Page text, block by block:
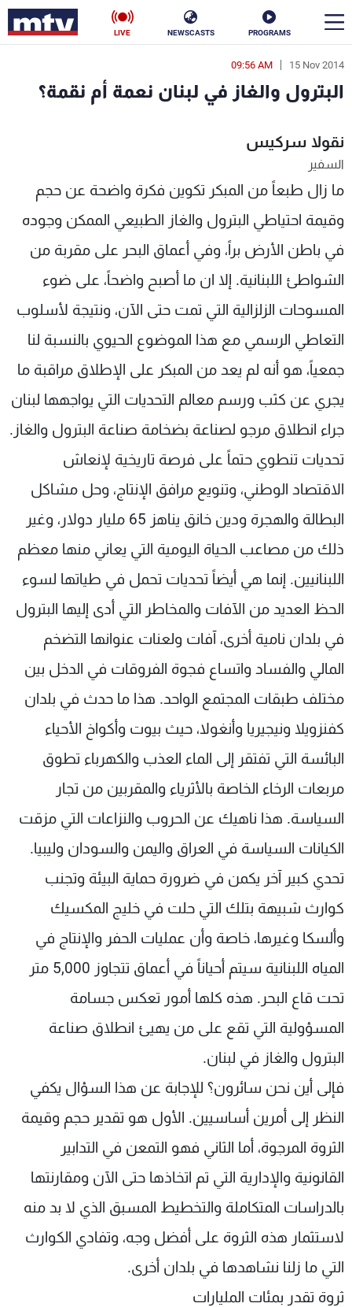
PROGRAMS
NEWSCASTS
LIVE
15 Nov 2014
09:56 AM
البترول والغاز في لبنان نعمة أم نقمة؟
نقولا سركيس
السفير
ما زال طبعاً من المبكر تكوين فكرة واضحة عن حجم
وقيمة احتياطي البترول والغاز الطبيعي الممكن وجوده
في باطن الأرض براً، وفي أعماق البحر على مقربة من
الشواطئ اللبنانية. إلا ان ما أصبح واضحاً، على ضوء
المسوحات الزلزالية التي تمت حتى الآن، ونتيجة لأسلوب
التعاطي الرسمي مع هذا الموضوع الحيوي بالنسبة لنا
جمعياً، هو أنه لم يعد من المبكر على الإطلاق مراقبة ما
يجري عن كثب ورسم معالم التحديات التي يواجهها لبنان
جراء انطلاق مرجو لصناعة بضخامة صناعة البترول والغاز.
تحديات تنطوي حتماً على فرصة تاريخية لإنعاش
الاقتصاد الوطني، وتنويع مرافق الإنتاج، وحل مشاكل
البطالة والهجرة ودين خانق يناهز 65 مليار دولار، وغير
ذلك من مصاعب الحياة اليومية التي يعاني منها معظم
اللبنانيين. إنما هي أيضاً تحديات تحمل في طياتها لسوء
الحظ العديد من الآفات والمخاطر التي أدى إليها البترول
في بلدان نامية أخرى، آفات ولعنات عنوانها التضخم
المالي والفساد واتساع فجوة الفروقات في الدخل بين
مختلف طبقات المجتمع الواحد. هذا ما حدث في بلدان
كفنزويلا ونيجيريا وأنغولا، حيث بيوت وأكواخ الأحياء
البائسة التي تفتقر إلى الماء العذب والكهرباء تطوق
مربعات الرخاء الخاصة بالأثرياء والمقربين من تجار
السياسة. هذا ناهيك عن الحروب والنزاعات التي مزقت
الكيانات السياسة في العراق واليمن والسودان وليبيا.
تحدي كبير آخر يكمن في ضرورة حماية البيئة وتجنب
كوارث شبيهة بتلك التي حلت في خليج المكسيك
وألسكا وغيرها، خاصة وأن عمليات الحفر والإنتاج في
المياه اللبنانية سيتم أحياناً في أعماق تتجاوز 5,000 متر
تحت قاع البحر. هذه كلها أمور تعكس جسامة
المسؤولية التي تقع على من يهيئ انطلاق صناعة
البترول والغاز في لبنان.
فإلى أين نحن سائرون؟ للإجابة عن هذا السؤال يكفي
النظر إلى أمرين أساسيين. الأول هو تقدير حجم وقيمة
الثروة المرجوة، أما الثاني فهو التمعن في التدابير
القانونية والإدارية التي تم اتخاذها حتى الآن ومقارنتها
بالدراسات المتكاملة والتخطيط المسبق الذي لا بد منه
لاستثمار هذه الثروة على أفضل وجه، وتفادي الكوارث
التي ما زلنا نشاهدها في بلدان أخرى.
ثروة تقدر بمئات المليارات
en
الأخبار
سياسة
إقتصاد فن
منوعات رياضة
كأس العالم
جدول البرامج
شاهد البرامج
عن MTV
الإنـتـاج
تواصل معنا
سياسة الخصوصية